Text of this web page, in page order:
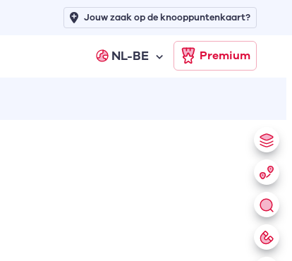
NL-BE Premium
Jouw zaak op de knooppuntenkaart?